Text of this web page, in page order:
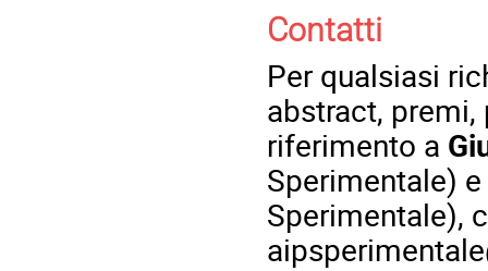
Contatti
Per qualsiasi
abstract,
riferimento a
Sperimentale) e
Sperimentale),